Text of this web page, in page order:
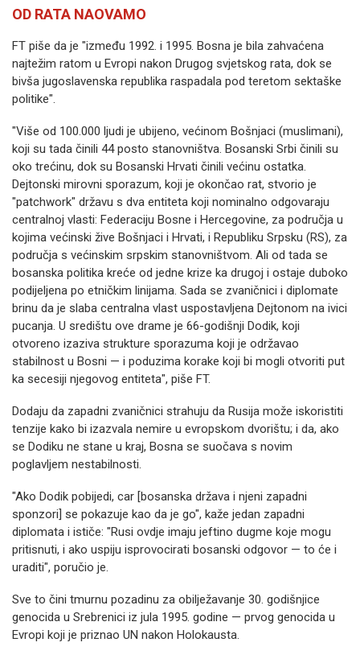
OD RATA NAOVAMO
FT piše da je "između 1992. i 1995. Bosna je bila zahvaćena
najtežim ratom u Evropi nakon Drugog svjetskog rata, dok se
bivša jugoslavenska republika raspadala pod teretom sektaške
politike".
"Više od 100.000 ljudi je ubijeno, većinom Bošnjaci (muslimani),
koji su tada činili 44 posto stanovništva. Bosanski Srbi činili su
oko trećinu, dok su Bosanski Hrvati činili većinu ostatka.
Dejtonski mirovni sporazum, koji je okončao rat, stvorio je
"patchwork" državu s dva entiteta koji nominalno odgovaraju
centralnoj vlasti: Federaciju Bosne i Hercegovine, za područja u
kojima većinski žive Bošnjaci i Hrvati, i Republiku Srpsku (RS), za
područja s većinskim srpskim stanovništvom. Ali od tada se
bosanska politika kreće od jedne krize ka drugoj i ostaje duboko
podijeljena po etničkim linijama. Sada se zvaničnici i diplomate
brinu da je slaba centralna vlast uspostavljena Dejtonom na ivici
pucanja. U središtu ove drame je 66-godišnji Dodik, koji
otvoreno izaziva strukture sporazuma koji je održavao
stabilnost u Bosni — i poduzima korake koji bi mogli otvoriti put
ka secesiji njegovog entiteta", piše FT.
Dodaju da zapadni zvaničnici strahuju da Rusija može iskoristiti
tenzije kako bi izazvala nemire u evropskom dvorištu; i da, ako
se Dodiku ne stane u kraj, Bosna se suočava s novim
poglavljem nestabilnosti.
"Ako Dodik pobijedi, car [bosanska država i njeni zapadni
sponzori] se pokazuje kao da je go", kaže jedan zapadni
diplomata i ističe: "Rusi ovdje imaju jeftino dugme koje mogu
pritisnuti, i ako uspiju isprovocirati bosanski odgovor — to će i
uraditi", poručio je.
Sve to čini tmurnu pozadinu za obilježavanje 30. godišnjice
genocida u Srebrenici iz jula 1995. godine — prvog genocida u
Evropi koji je priznao UN nakon Holokausta.